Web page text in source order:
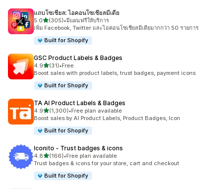
แถบโซเชียล: ไอคอนโซเชียลมีเดีย
5.0เต็ม 5 ดาว
(305)
ทั้งหมด 305 รีวิว
•มีแผนฟรีให้บริการ
เพิ่ม Facebook, Twitter และไอคอนโซเชียลมีเดียมากกว่า 50 รายการ
Built for Shopify
GSC Product Labels & Badges
4.9เต็ม 5 ดาว
(31)
ทั้งหมด 31 รีวิว
•Free
Boost sales with product labels, trust badges, payment icons
Built for Shopify
TA AI Product Labels & Badges
4.9เต็ม 5 ดาว
(1,300)
ทั้งหมด 1300 รีวิว
•Free plan available
Boost sales by AI Product Labels, Product Badges, Icon
Built for Shopify
Iconito ‑ Trust badges & icons
4.8เต็ม 5 ดาว
(166)
ทั้งหมด 166 รีวิว
•Free plan available
Trust badges & icons for your store, cart and checkout
Built for Shopify